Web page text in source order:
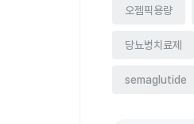
오젬픽용량
당뇨병치료제
semaglutide